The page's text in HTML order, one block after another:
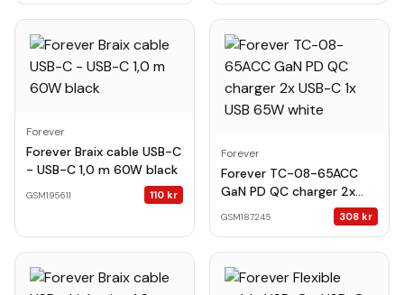
Forever
Forever Braix cable USB-C
- USB-C 1,0 m 60W black
GSM195611 110 kr
Forever
Forever TC-08-65ACC
GaN PD QC charger 2x
USB-C 1x USB 65W white
GSM187245 308 kr